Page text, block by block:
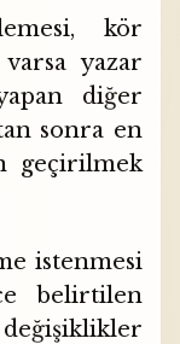
kör
yazar
diğer
sonra en
geçirilmek
istenmesi
belirtilen